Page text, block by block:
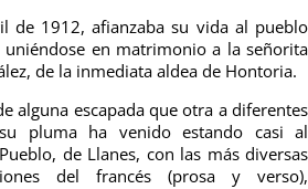
de 1912, afianzaba su vida al pueblo
en matrimonio a la señorita
de la inmediata aldea de Hontoria.
alguna escapada que otra a diferentes
pluma ha venido estando casi al
de Llanes, con las más diversas
del francés (prosa y verso),